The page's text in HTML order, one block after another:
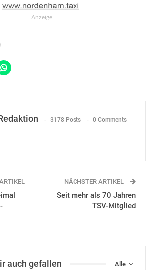
Anzeige
3178 Posts 0 Comments
NÄCHSTER ARTIKEL
Seit mehr als 70 Jahren
TSV-Mitglied
Alle
auch gefallen